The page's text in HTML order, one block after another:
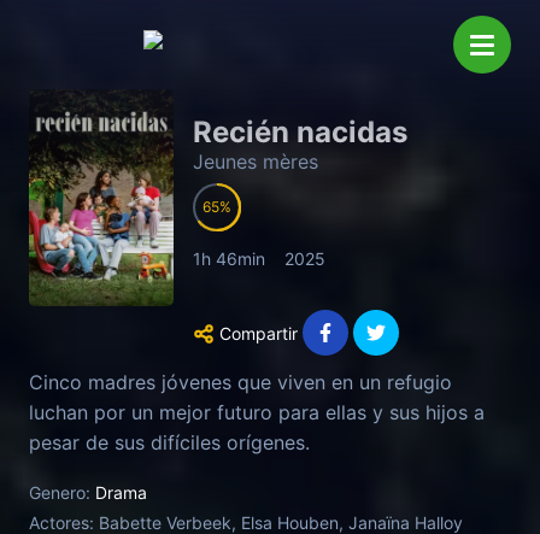
Recién nacidas
Jeunes mères
65
1h 46min 2025
Compartir
Cinco madres jóvenes que viven en un refugio
luchan por un mejor futuro para ellas y sus hijos a
pesar de sus difíciles orígenes.
Genero: Drama
Actores: Babette Verbeek, Elsa Houben, Janaïna Halloy